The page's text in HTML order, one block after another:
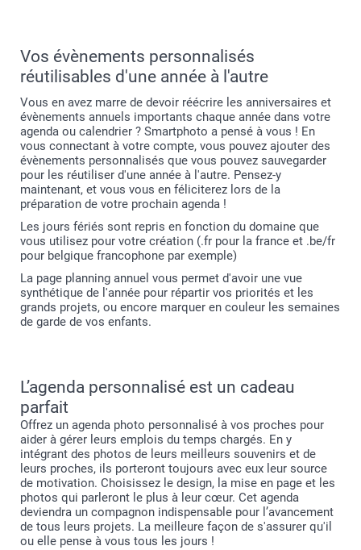
Vos évènements personnalisés
réutilisables d'une année à l'autre
Vous en avez marre de devoir réécrire les anniversaires et
évènements annuels importants chaque année dans votre
agenda ou calendrier ? Smartphoto a pensé à vous ! En
vous connectant à votre compte, vous pouvez ajouter des
évènements personnalisés que vous pouvez sauvegarder
pour les réutiliser d'une année à l'autre. Pensez-y
maintenant, et vous vous en féliciterez lors de la
préparation de votre prochain agenda !
Les jours fériés sont repris en fonction du domaine que
vous utilisez pour votre création (.fr pour la france et .be/fr
pour belgique francophone par exemple)
La page planning annuel vous permet d'avoir une vue
synthétique de l'année pour répartir vos priorités et les
grands projets, ou encore marquer en couleur les semaines
de garde de vos enfants.
L’agenda personnalisé est un cadeau
parfait
Offrez un agenda photo personnalisé à vos proches pour
aider à gérer leurs emplois du temps chargés. En y
intégrant des photos de leurs meilleurs souvenirs et de
leurs proches, ils porteront toujours avec eux leur source
de motivation. Choisissez le design, la mise en page et les
photos qui parleront le plus à leur cœur. Cet agenda
deviendra un compagnon indispensable pour l’avancement
de tous leurs projets. La meilleure façon de s'assurer qu'il
ou elle pense à vous tous les jours !